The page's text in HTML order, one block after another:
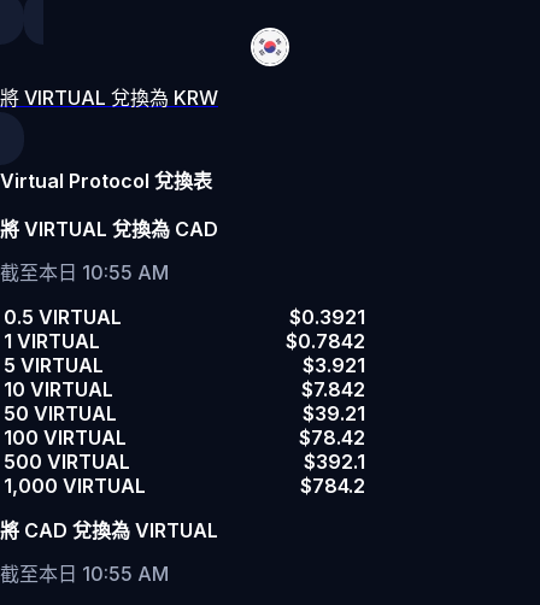
將 VIRTUAL 兌換為 KRW
Virtual Protocol 兌換表
將 VIRTUAL 兌換為 CAD
截至本日 10:55 AM
0.5 VIRTUAL
$0.3921
1 VIRTUAL
$0.7842
5 VIRTUAL
$3.921
10 VIRTUAL
$7.842
50 VIRTUAL
$39.21
100 VIRTUAL
$78.42
500 VIRTUAL
$392.1
1,000 VIRTUAL
$784.2
將 CAD 兌換為 VIRTUAL
截至本日 10:55 AM